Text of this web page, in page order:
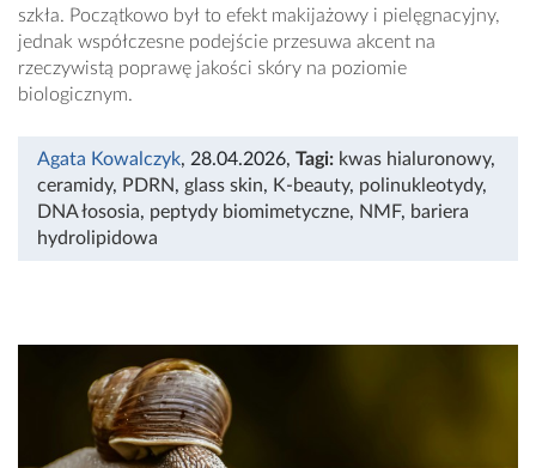
szkła. Początkowo był to efekt makijażowy i pielęgnacyjny,
jednak współczesne podejście przesuwa akcent na
rzeczywistą poprawę jakości skóry na poziomie
biologicznym.
Agata Kowalczyk, 28.04.2026, Tagi: kwas hialuronowy,
ceramidy, PDRN, glass skin, K-beauty, polinukleotydy,
DNA łososia, peptydy biomimetyczne, NMF, bariera
hydrolipidowa